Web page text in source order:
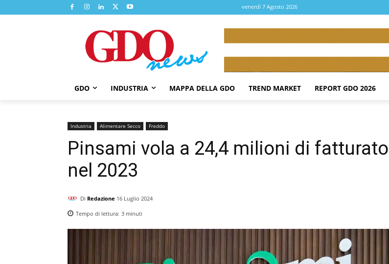
venerdì 7 Agosto 2026
GDO INDUSTRIA MAPPA DELLA GDO TREND MARKET REPORT GDO 2026
Industria Alimentare Secco Freddo
Pinsami vola a 24,4 milioni di fatturato
nel 2023
Di Redazione 16 Luglio 2024
Tempo di lettura: 3 minuti